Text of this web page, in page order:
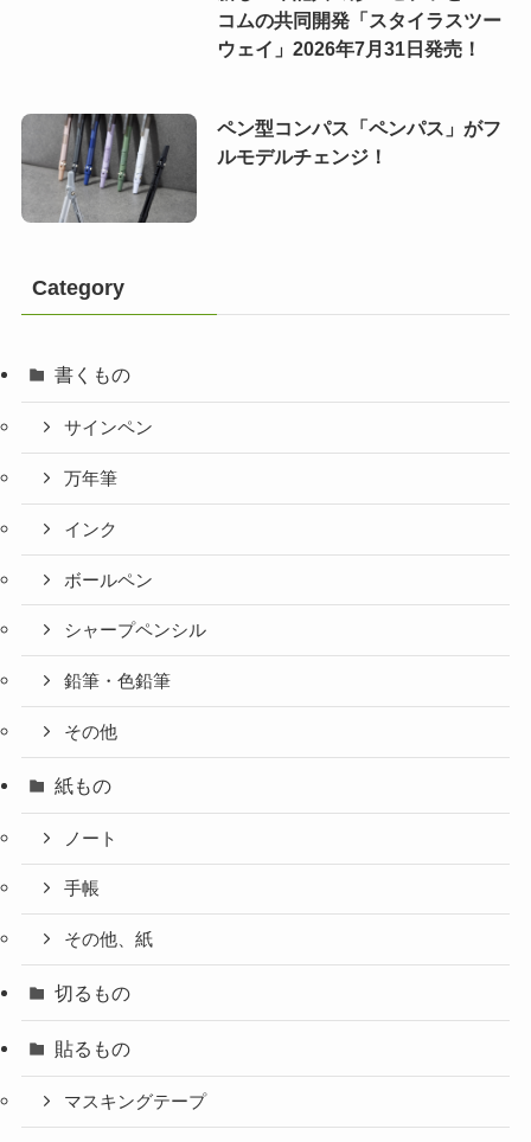
コムの共同開発「スタイラスツー
ウェイ」2026年7月31日発売！
ペン型コンパス「ペンパス」がフ
ルモデルチェンジ！
Category
書くもの
サインペン
万年筆
インク
ボールペン
シャープペンシル
鉛筆・色鉛筆
その他
紙もの
ノート
手帳
その他、紙
切るもの
貼るもの
マスキングテープ